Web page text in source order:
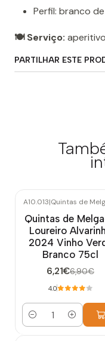
Perfil: branco
🍽️ Serviço:
PARTILHAR ESTE
A10.013|Quintas de
Quintas de
Loureiro
2024 Vinho
Branco 75cl
6,21€6,90€
4.0
Quantidade